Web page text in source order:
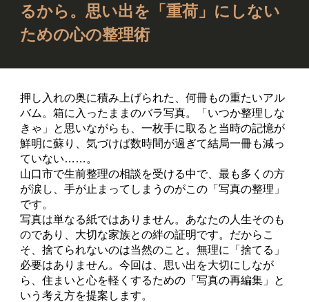
るから。思い出を「重荷」にしない
ための心の整理術
押し入れの奥に積み上げられた、何冊もの重たいアル
バム。箱に入ったままのバラ写真。「いつか整理しな
きゃ」と思いながらも、一枚手に取ると当時の記憶が
鮮明に蘇り、気づけば数時間が過ぎて結局一冊も減っ
ていない……。
山口市で生前整理の相談を受ける中で、最も多くの方
が涙し、手が止まってしまうのがこの「写真の整理」
です。
写真は単なる紙ではありません。あなたの人生そのも
のであり、大切な家族との絆の証明です。だからこ
そ、捨てられないのは当然のこと。無理に「捨てる」
必要はありません。今回は、思い出を大切にしなが
ら、住まいと心を軽くするための「写真の再編集」と
いう考え方を提案します。